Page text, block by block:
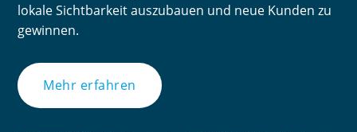
lokale Sichtbarkeit auszubauen und neue Kunden zu
gewinnen.
Mehr erfahren